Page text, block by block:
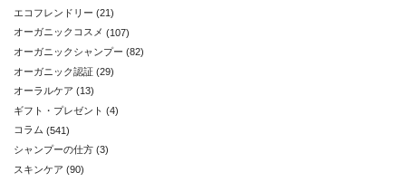
エコフレンドリー (21)
オーガニックコスメ (107)
オーガニックシャンプー (82)
オーガニック認証 (29)
オーラルケア (13)
ギフト・プレゼント (4)
コラム (541)
シャンプーの仕方 (3)
スキンケア (90)